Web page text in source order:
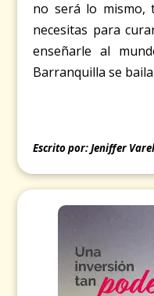
no será lo mismo,
necesitas para
enseñarle al
Barranquilla se baila
Escrito por: Jeniffer